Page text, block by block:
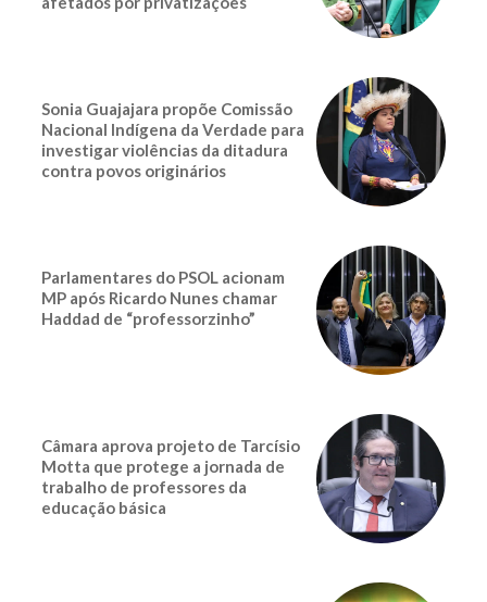
Sonia Guajajara propõe Comissão
Nacional Indígena da Verdade para
investigar violências da ditadura
contra povos originários
Parlamentares do PSOL acionam
MP após Ricardo Nunes chamar
Haddad de “professorzinho”
Câmara aprova projeto de Tarcísio
Motta que protege a jornada de
trabalho de professores da
educação básica